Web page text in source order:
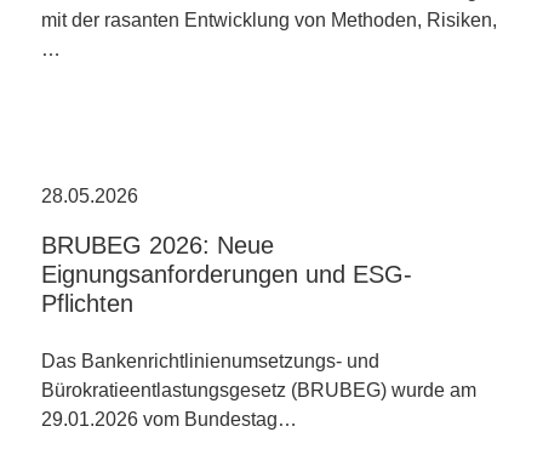
mit der rasanten Entwicklung von Methoden, Risiken,
…
28.05.2026
BRUBEG 2026: Neue
Eignungsanforderungen und ESG-
Pflichten
Das Bankenrichtlinienumsetzungs- und
Bürokratieentlastungsgesetz (BRUBEG) wurde am
29.01.2026 vom Bundestag…